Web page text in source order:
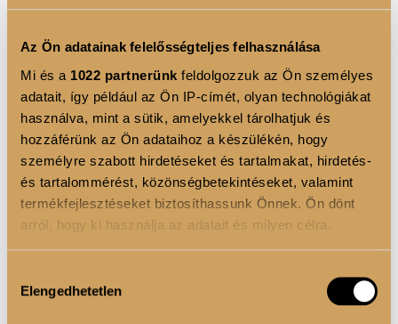
Az Ön adatainak felelősségteljes felhasználása
Mi és a 1022 partnerünk feldolgozzuk az Ön személyes
adatait, így például az Ön IP-címét, olyan technológiákat
használva, mint a sütik, amelyekkel tárolhatjuk és
hozzáférünk az Ön adataihoz a készülékén, hogy
személyre szabott hirdetéseket és tartalmakat, hirdetés-
és tartalommérést, közönségbetekintéseket, valamint
termékfejlesztéseket biztosíthassunk Önnek. Ön dönt
arról, hogy ki használja az adatait és milyen célra.
Információgyűjtés az Ön földrajzi elhelyezkedéséről
kiválasztása
Elengedhetetlen
A shaker innovatív kialakítása a lekerekített aljjal és
rozsdamentes acél spirállal biztosítja, hogy italod
csomómentes legyen. Az ergonomikus,
szivárgásmentes pattintós kupak védi az italt a
kifolyástól, a szájrészt pedig a szennyeződésektől, így
bárhová magaddal viheted. Praktikus pántjának
köszönhetően egyszerűen hordozható, míg az
egyszerű tisztíthatóság garantálja, hogy mindig
higiénikus és használatra kész legyen.
ne szivárogjon ⚠️